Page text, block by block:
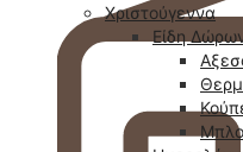
Χριστούγεννα
Είδη